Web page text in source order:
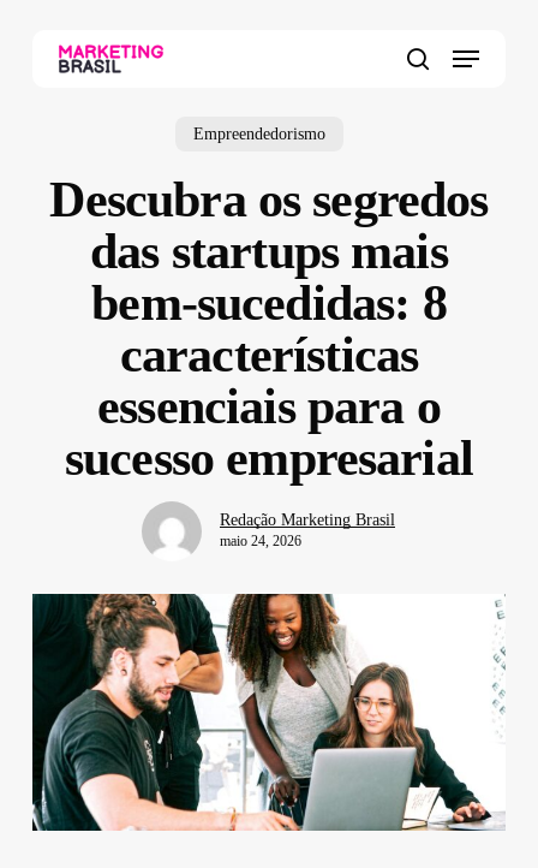
Menu
Empreendedorismo
Descubra os segredos
das startups mais
bem-sucedidas: 8
características
essenciais para o
sucesso empresarial
Redação Marketing Brasil
maio 24, 2026